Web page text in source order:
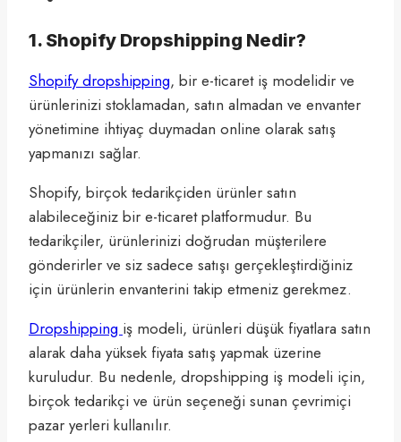
1. Shopify Dropshipping Nedir?
Shopify dropshipping, bir e-ticaret iş modelidir ve
ürünlerinizi stoklamadan, satın almadan ve envanter
yönetimine ihtiyaç duymadan online olarak satış
yapmanızı sağlar.
Shopify, birçok tedarikçiden ürünler satın
alabileceğiniz bir e-ticaret platformudur. Bu
tedarikçiler, ürünlerinizi doğrudan müşterilere
gönderirler ve siz sadece satışı gerçekleştirdiğiniz
için ürünlerin envanterini takip etmeniz gerekmez.
Dropshipping iş modeli, ürünleri düşük fiyatlara satın
alarak daha yüksek fiyata satış yapmak üzerine
kuruludur. Bu nedenle, dropshipping iş modeli için,
birçok tedarikçi ve ürün seçeneği sunan çevrimiçi
pazar yerleri kullanılır.